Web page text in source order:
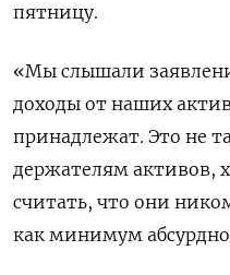
пятницу.
«Мы слышали
доходы от наших
принадлежат. Это не
держателям активов,
считать, что они
как минимум